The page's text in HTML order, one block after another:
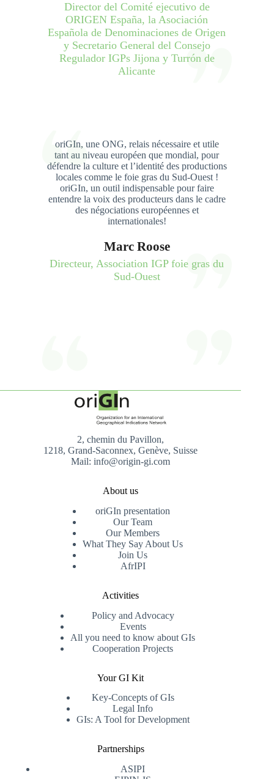
Director del Comité ejecutivo de
ORIGEN España, la Asociación
Española de Denominaciones de Origen
y Secretario General del Consejo
Regulador IGPs Jijona y Turrón de
Alicante
oriGIn, une ONG, relais nécessaire et utile
tant au niveau européen que mondial, pour
défendre la culture et l’identité des productions
locales comme le foie gras du Sud-Ouest !
oriGIn, un outil indispensable pour faire
entendre la voix des producteurs dans le cadre
des négociations européennes et
internationales!
Marc Roose
Directeur, Association IGP foie gras du
Sud-Ouest
2, chemin du Pavillon,
1218, Grand-Saconnex, Genève, Suisse
Mail: info@origin-gi.com
About us
oriGIn presentation
Our Team
Our Members
What They Say About Us
Join Us
AfrIPI
Activities
Policy and Advocacy
Events
All you need to know about GIs
Cooperation Projects
Your GI Kit
Key-Concepts of GIs
Legal Info
GIs: A Tool for Development
Partnerships
ASIPI